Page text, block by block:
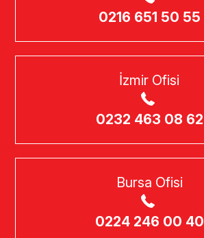
0216 651 50 55
İzmir Ofisi
0232 463 08 62
Bursa Ofisi
0224 246 00 40